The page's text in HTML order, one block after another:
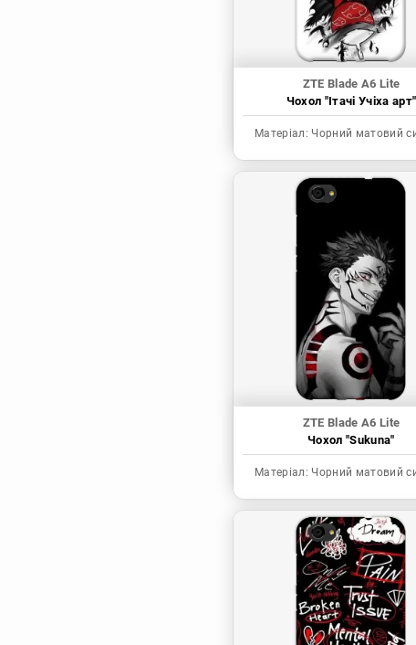
ZTE Blade A6 Lite
Чохол "Ітачі Учіха арт"
Матеріал: Чорний матовий
ZTE Blade A6 Lite
Чохол "Sukuna"
Матеріал: Чорний матовий